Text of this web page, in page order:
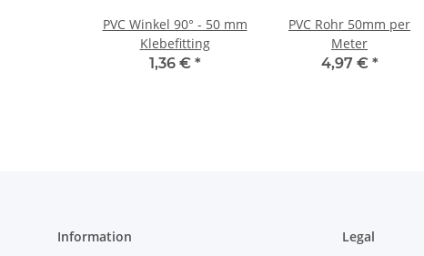
PVC Winkel 90° - 50 mm
Klebefitting
1,36 € *
PVC Rohr 50mm per
Meter
4,97 € *
Information Legal